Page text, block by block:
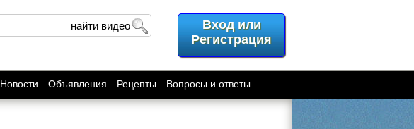
найти видео
Вход или
Регистрация
Новости Объявления Рецепты Вопросы и ответы